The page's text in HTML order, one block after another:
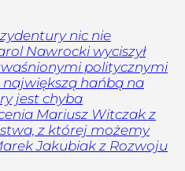
nic nie
Nawrocki wyciszył
politycznymi
hańbą na
jest chyba
Mariusz Witczak z
z której możemy
Jakubiak z Rozwoju